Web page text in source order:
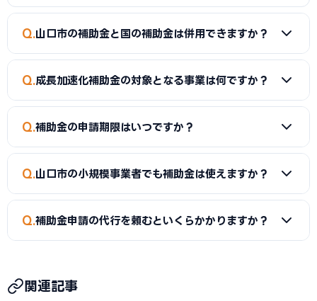
Q 山口市の補助金と国の補助金は併用できますか？
A
同一経費への重複申請はできませんが、経費項目を分ける
確認ください。
Q 成長加速化補助金の対象となる事業は何ですか？
A
新市場進出（新たな市場への展開）、新製品開発、事業
が対象です。事業再構築補助金の後継制度として、中小企業の
新たな挑戦を幅広く支援しています。
Q 補助金の申請期限はいつですか？
A
補助金によって異なります。市独自の補助金は予算がなく
ます。
Q 山口市の小規模事業者でも補助金は使えますか？
A
はい。小規模事業者持続化補助金（上限50〜250万円）
Q 補助金申請の代行を頼むといくらかかりますか？
す。当サイトでは山口市に対応した専門家を無料でご紹介して
います。
関連記事